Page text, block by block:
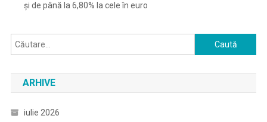
și de până la 6,80% la cele în euro
Caută
după:
ARHIVE
iulie 2026